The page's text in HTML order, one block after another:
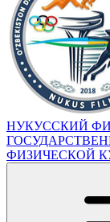
НУКУССКИЙ
ФИЗИЧЕСКОЙ